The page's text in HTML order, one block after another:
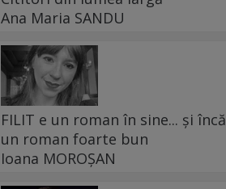
Ana Maria SANDU
FILIT e un roman în sine... și încă
un roman foarte bun
Ioana MOROȘAN